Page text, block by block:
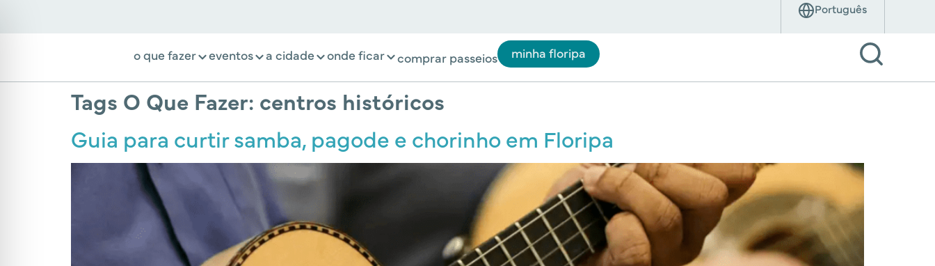
o que fazer eventos a cidade onde ficar comprar passeios minha floripa
Tags O Que Fazer: centros históricos
Guia para curtir samba, pagode e chorinho em Floripa